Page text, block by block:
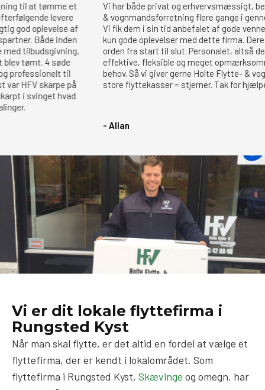
at tømme et
levere
oplevelse af
Både inden
4 søde
til
skarpe på
hvad
Vi har både privat og erhvervsmæssigt, benyttet
& vognmandsforretning flere gange i gennem de
Vi fik dem i sin tid anbefalet af gode venner. Og
kun gode oplevelser med dette firma. Deres
orden fra start til slut. Personalet, altså dem der
effektive, fleksible og meget opmærksomme på
behov. Så vi giver gerne Holte Flytte- &
store flyttekasser = stjerner. Tak for hjælpen
Vi er dit lokale flyttefirma i
Rungsted Kyst
Når man skal flytte, er det altid en fordel at vælge et
flyttefirma, der er kendt i lokalområdet. Som
flyttefirma i Rungsted Kyst, Skævinge og omegn, har